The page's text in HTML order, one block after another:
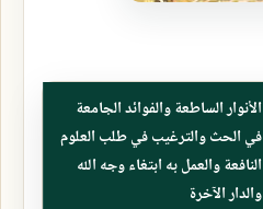
الأنوار الساطعة والفوائد الجامعة
في الحث والترغيب في طلب العلوم
النافعة والعمل به ابتغاء وجه الله
والدار الآخرة